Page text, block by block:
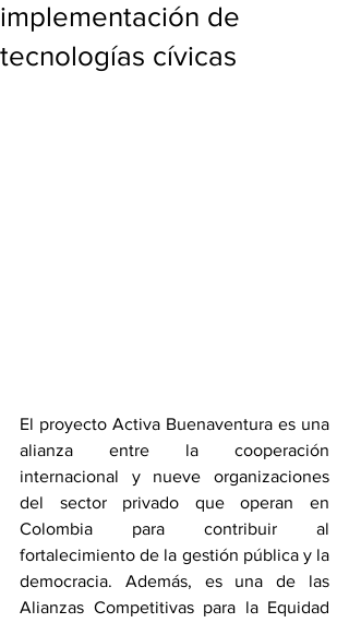
implementación de
tecnologías cívicas
El proyecto Activa Buenaventura es una
alianza entre la cooperación
internacional y nueve organizaciones
del sector privado que operan en
Colombia para contribuir al
fortalecimiento de la gestión pública y la
democracia. Además, es una de las
Alianzas Competitivas para la Equidad